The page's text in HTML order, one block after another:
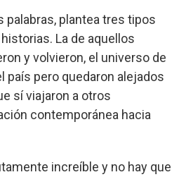
palabras, plantea tres tipos
La de aquellos
y volvieron, el universo de
país pero quedaron alejados
sí viajaron a otros
contemporánea hacia
increíble y no hay que